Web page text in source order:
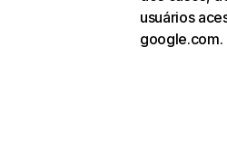
usuários
google.com.